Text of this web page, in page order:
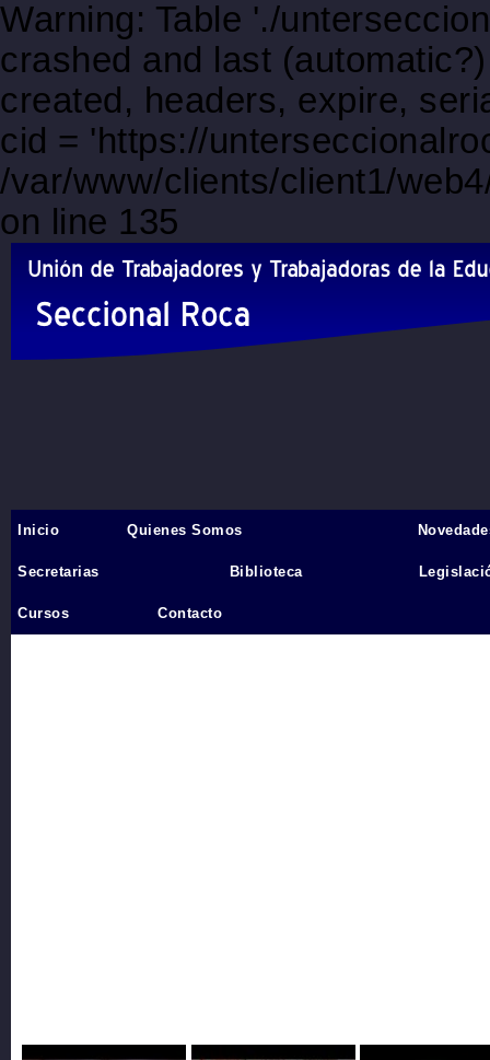
Warning: Table './
crashed and last
created, headers, expire,
cid = 'https://
/var/www/clients/client1/
on line 135
Inicio
Inicio Quienes Somos
Secretarias Biblioteca
Cursos Contacto